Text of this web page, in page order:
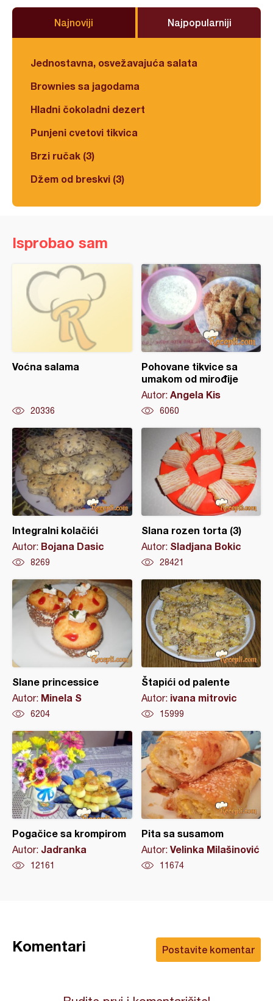
Najnoviji Najpopularniji
Jednostavna, osvežavajuća salata
Brownies sa jagodama
Hladni čokoladni dezert
Punjeni cvetovi tikvica
Brzi ručak (3)
Džem od breskvi (3)
Isprobao sam
Voćna salama
20336
Pohovane tikvice sa
umakom od mirođije
Autor: Angela Kis
6060
Integralni kolačići
Autor: Bojana Dasic
8269
Slana rozen torta (3)
Autor: Sladjana Bokic
28421
Slane princessice
Autor: Minela S
6204
Štapići od palente
Autor: ivana mitrovic
15999
Pogačice sa krompirom
Autor: Jadranka
12161
Pita sa susamom
Autor: Velinka Milašinović
11674
Postavite komentar
Komentari